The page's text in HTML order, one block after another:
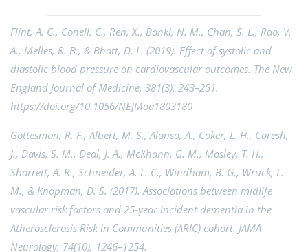
Flint, A. C., Conell, C., Ren, X., Banki, N. M., Chan, S. L., Rao, V.
A., Melles, R. B., & Bhatt, D. L. (2019). Effect of systolic and
diastolic blood pressure on cardiovascular outcomes. The New
England Journal of Medicine, 381(3), 243–251.
https://doi.org/10.1056/NEJMoa1803180
Gottesman, R. F., Albert, M. S., Alonso, A., Coker, L. H., Coresh,
J., Davis, S. M., Deal, J. A., McKhann, G. M., Mosley, T. H.,
Sharrett, A. R., Schneider, A. L. C., Windham, B. G., Wruck, L.
M., & Knopman, D. S. (2017). Associations between midlife
vascular risk factors and 25-year incident dementia in the
Atherosclerosis Risk in Communities (ARIC) cohort. JAMA
Neurology, 74(10), 1246–1254.